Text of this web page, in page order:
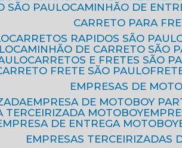
SÃO PAULO
CAMINHÃO DE
CARRETO PARA
CARRETOS RAPIDOS SÃO
CAMINHÃO DE CARRETO SÃO
CARRETOS E FRETES SÃO
CARRETO FRETE SÃO PAULO
EMPRESAS DE
EMPRESA DE MOTOBOY
TERCEIRIZADA MOTOBOY
EMPRESA DE ENTREGA MOTOBOY
EMPRESAS TERCEIRIZADAS